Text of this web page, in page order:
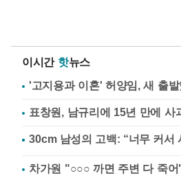
이시간 핫뉴스
'고지용과 이혼' 허양임, 새 출
표창원, 남규리에 15년 만에
차가원 "○○○ 까면 주변 다 죽